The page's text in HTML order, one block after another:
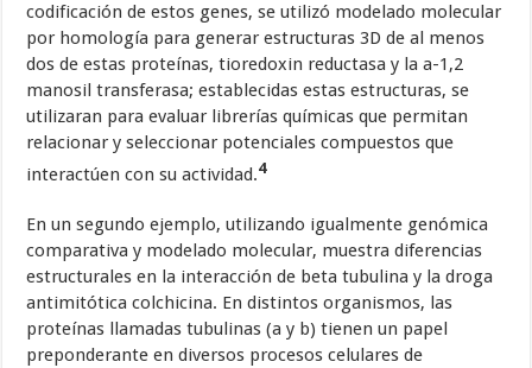
codificación de estos genes, se utilizó modelado molecular
por homología para generar estructuras 3D de al menos
dos de estas proteínas, tioredoxin reductasa y la a-1,2
manosil transferasa; establecidas estas estructuras, se
utilizaran para evaluar librerías químicas que permitan
relacionar y seleccionar potenciales compuestos que
interactúen con su actividad.4
En un segundo ejemplo, utilizando igualmente genómica
comparativa y modelado molecular, muestra diferencias
estructurales en la interacción de beta tubulina y la droga
antimitótica colchicina. En distintos organismos, las
proteínas llamadas tubulinas (a y b) tienen un papel
preponderante en diversos procesos celulares de